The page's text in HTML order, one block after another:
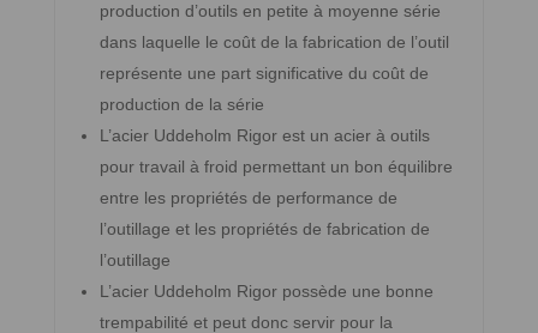
production d’outils en petite à moyenne série
dans laquelle le coût de la fabrication de l’outil
représente une part significative du coût de
production de la série
L’acier Uddeholm Rigor est un acier à outils
pour travail à froid permettant un bon équilibre
entre les propriétés de performance de
l’outillage et les propriétés de fabrication de
l’outillage
L’acier Uddeholm Rigor possède une bonne
trempabilité et peut donc servir pour la